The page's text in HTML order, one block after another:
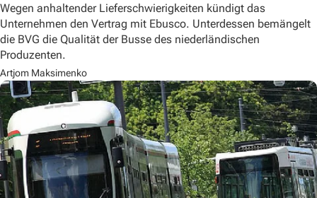
Wegen anhaltender Lieferschwierigkeiten kündigt das
Unternehmen den Vertrag mit Ebusco. Unterdessen bemängelt
die BVG die Qualität der Busse des niederländischen
Produzenten.
Artjom Maksimenko